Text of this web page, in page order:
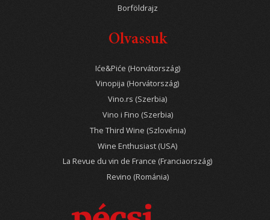
Borföldrajz
Olvassuk
Iće&Piće (Horvátország)
Vinopija (Horvátország)
Vino.rs (Szerbia)
Vino i Fino (Szerbia)
The Third Wine (Szlovénia)
Wine Enthusiast (USA)
La Revue du vin de France (Franciaország)
Revino (Románia)